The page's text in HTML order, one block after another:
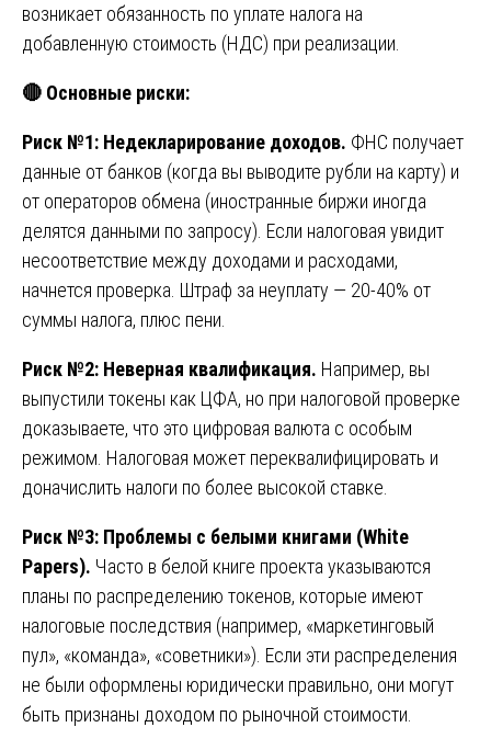
возникает обязанность по уплате налога на
добавленную стоимость (НДС) при реализации.
🔴 Основные риски:
Риск №1: Недекларирование доходов. ФНС получает
данные от банков (когда вы выводите рубли на карту) и
от операторов обмена (иностранные биржи иногда
делятся данными по запросу). Если налоговая увидит
несоответствие между доходами и расходами,
начнется проверка. Штраф за неуплату — 20-40% от
суммы налога, плюс пени.
Риск №2: Неверная квалификация. Например, вы
выпустили токены как ЦФА, но при налоговой проверке
доказываете, что это цифровая валюта с особым
режимом. Налоговая может переквалифицировать и
доначислить налоги по более высокой ставке.
Риск №3: Проблемы с белыми книгами (White
Papers). Часто в белой книге проекта указываются
планы по распределению токенов, которые имеют
налоговые последствия (например, «маркетинговый
пул», «команда», «советники»). Если эти распределения
не были оформлены юридически правильно, они могут
быть признаны доходом по рыночной стоимости.